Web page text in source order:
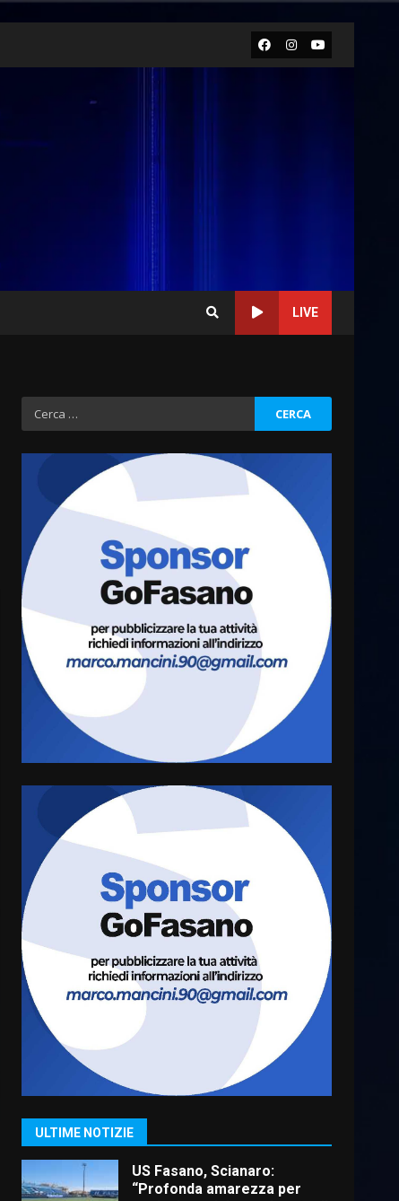
Facebook
Instagram
Youtube
LIVE
Ricerca
per:
ULTIME NOTIZIE
Fasanese ferito a colpi di
arma da fuoco
6 Agosto 2026 18:13
4
Carta d’identità: continua il
piano di aperture
straordinarie del Comune di
Fasano
6 Agosto 2026 14:16
5
Grazia Neglia, coordinatrice
cittadina di Fratelli d’Italia,
pronta a tornare in Consiglio
6 Agosto 2026 08:00
Cura dei beni comuni e
cittadinanza attiva: online
l’avviso per la gestione
condivisa della Villetta di
Laureto
6 Agosto 2026 06:20
7
La magia del Minareto e la
prima assoluta de “L’Albergo
Belvedere. Il rapimento”
6 Agosto 2026 06:15
1
“I Contestatori: Musica di
Rivoluzione”: nuovo
appuntamento con “Fasano in
US Fasano, Scianaro:
“Profonda amarezza per